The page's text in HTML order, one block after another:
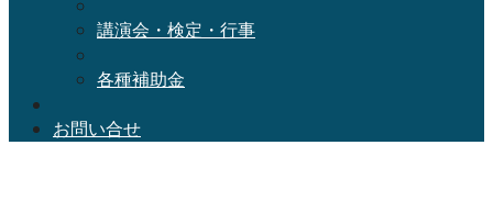
講演会・検定・行事
各種補助金
お問い合せ